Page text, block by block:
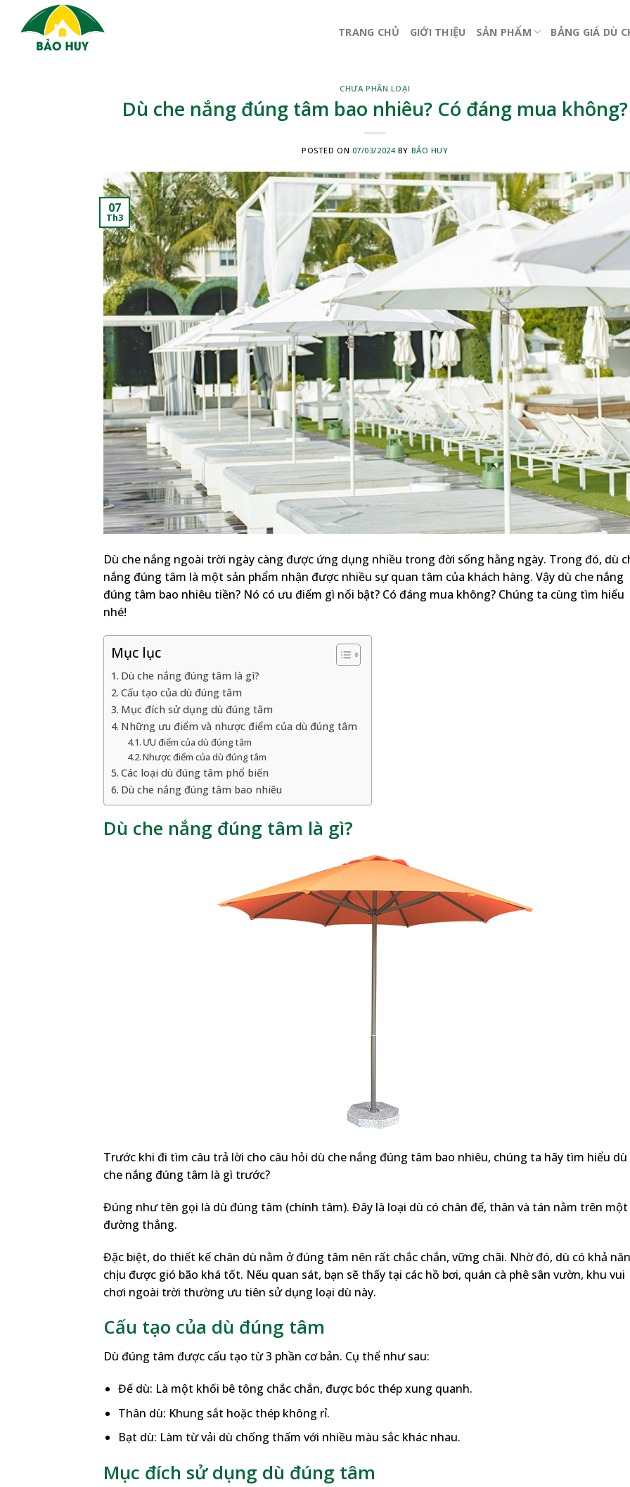
content
TRANG CHỦ GIỚI THIỆU SẢN PHẨM BẢNG GIÁ DÙ
CHƯA PHÂN LOẠI
Dù che nắng đúng tâm bao nhiêu? Có đáng mua không?
POSTED ON 07/03/2024BY BẢO HUY
07
Th3
Dù che nắng ngoài trời ngày càng được ứng dụng nhiều trong đời sống hằng ngày. Trong đó, dù
nắng đúng tâm là một sản phẩm nhận được nhiều sự quan tâm của khách hàng. Vậy dù che nắng
đúng tâm bao nhiêu tiền? Nó có ưu điểm gì nổi bật? Có đáng mua không? Chúng ta cùng tìm hiểu
nhé!
Mục lục
Dù che nắng đúng tâm là gì?
Cấu tạo của dù đúng tâm
Mục đích sử dụng dù đúng tâm
Những ưu điểm và nhược điểm của dù đúng tâm
ƯU điểm của dù đúng tâm
Nhược điểm của dù đúng tâm
Các loại dù đúng tâm phổ biến
Dù che nắng đúng tâm bao nhiêu
Dù che nắng đúng tâm là gì?
Trước khi đi tìm câu trả lời cho câu hỏi dù che nắng đúng tâm bao nhiêu, chúng ta hãy tìm hiểu dù
che nắng đúng tâm là gì trước?
Đúng như tên gọi là dù đúng tâm (chính tâm). Đây là loại dù có chân đế, thân và tán nằm trên một
đường thẳng.
Đặc biệt, do thiết kế chân dù nằm ở đúng tâm nên rất chắc chắn, vững chãi. Nhờ đó, dù có khả
chịu được gió bão khá tốt. Nếu quan sát, bạn sẽ thấy tại các hồ bơi, quán cà phê sân vườn, khu vui
chơi ngoài trời thường ưu tiên sử dụng loại dù này.
Cấu tạo của dù đúng tâm
Dù đúng tâm được cấu tạo từ 3 phần cơ bản. Cụ thể như sau:
Đế dù: Là một khối bê tông chắc chắn, được bóc thép xung quanh.
Thân dù: Khung sắt hoặc thép không rỉ.
Bạt dù: Làm từ vải dù chống thấm với nhiều màu sắc khác nhau.
Mục đích sử dụng dù đúng tâm